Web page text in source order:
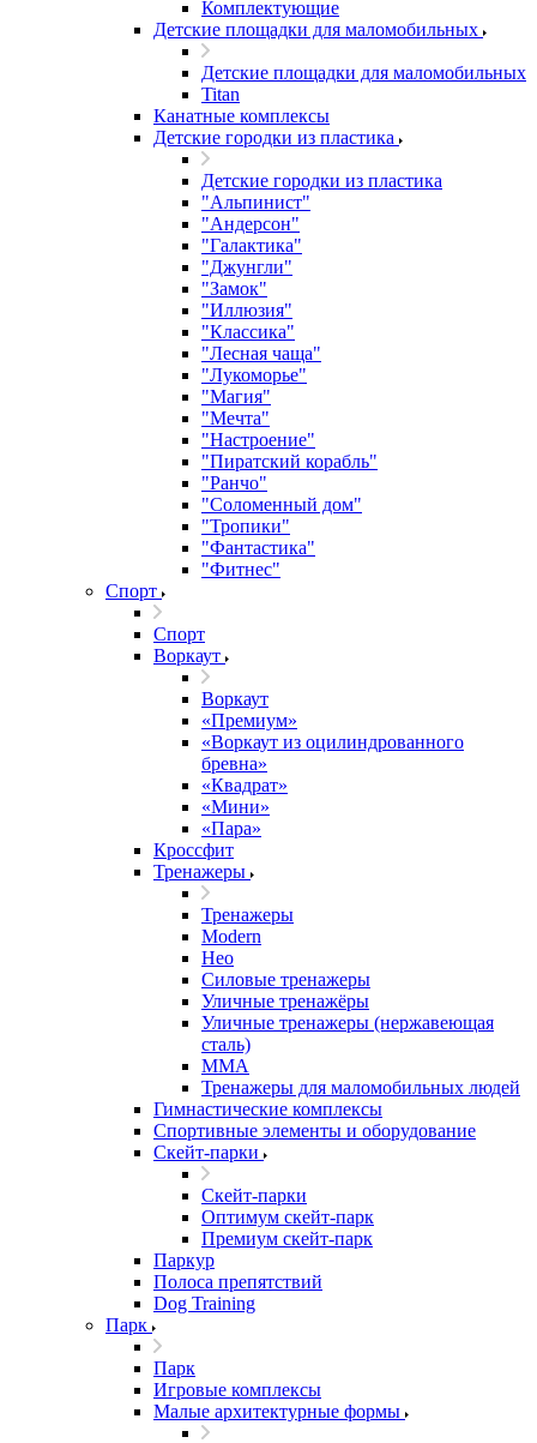
Комплектующие
Детские площадки для маломобильных
Детские площадки для маломобильных
Titan
Канатные комплексы
Детские городки из пластика
Детские городки из пластика
"Альпинист"
"Андерсон"
"Галактика"
"Джунгли"
"Замок"
"Иллюзия"
"Классика"
"Лесная чаща"
"Лукоморье"
"Магия"
"Мечта"
"Настроение"
"Пиратский корабль"
"Ранчо"
"Соломенный дом"
"Тропики"
"Фантастика"
"Фитнес"
Спорт
Спорт
Воркаут
Воркаут
«Премиум»
«Воркаут из оцилиндрованного
бревна»
«Квадрат»
«Мини»
«Пара»
Кроссфит
Тренажеры
Тренажеры
Modern
Нео
Силовые тренажеры
Уличные тренажёры
Уличные тренажеры (нержавеющая
сталь)
ММА
Тренажеры для маломобильных людей
Гимнастические комплексы
Спортивные элементы и оборудование
Скейт-парки
Скейт-парки
Оптимум скейт-парк
Премиум скейт-парк
Паркур
Полоса препятствий
Dog Training
Парк
Парк
Игровые комплексы
Малые архитектурные формы